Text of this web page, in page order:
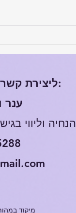
ליצירת קשר בטלפון או במייל:
ענר
הנחיה וליווי
מיקוד